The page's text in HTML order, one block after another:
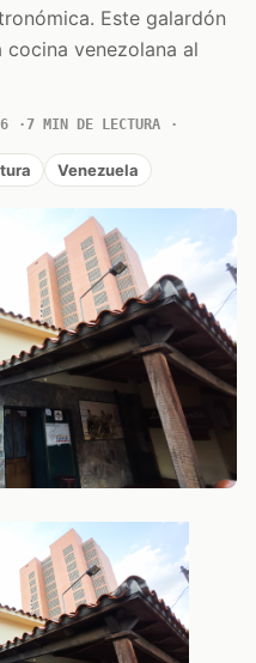
Este galardón
venezolana al
7 MIN DE LECTURA
Venezuela